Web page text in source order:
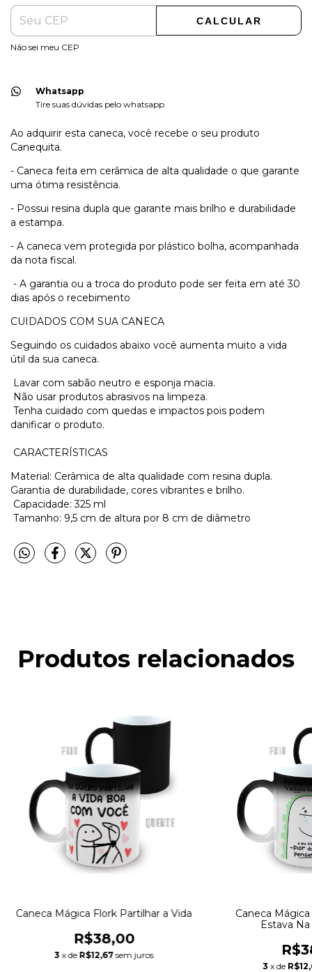
CALCULAR
Não sei meu CEP
Whatsapp
Tire suas dúvidas pelo whatsapp
Ao adquirir esta caneca, você recebe o seu produto
Canequita.
- Caneca feita em cerâmica de alta qualidade o que garante
uma ótima resistência.
- Possui resina dupla que garante mais brilho e durabilidade
a estampa.
- A caneca vem protegida por plástico bolha, acompanhada
da nota fiscal.
- A garantia ou a troca do produto pode ser feita em até 30
dias após o recebimento
CUIDADOS COM SUA CANECA
Seguindo os cuidados abaixo você aumenta muito a vida
útil da sua caneca.
Lavar com sabão neutro e esponja macia.
Não usar produtos abrasivos na limpeza.
Tenha cuidado com quedas e impactos pois podem
danificar o produto.
CARACTERÍSTICAS
Material: Cerâmica de alta qualidade com resina dupla.
Garantia de durabilidade, cores vibrantes e brilho.
Capacidade: 325 ml
Tamanho: 9,5 cm de altura por 8 cm de diâmetro
Produtos relacionados
Caneca Mágica Flork Partilhar a Vida
R$38,00
3 x de R$12,67 sem juros
Caneca
Estava
3 x de